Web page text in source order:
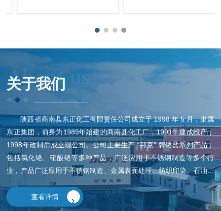
About us
关于我们
陕西省商南县东正化工有限责任公司成立于 1998 年 5 月，隶属
东正集团，前身为1989年始建的商南县化工厂，1991年建成投产，
1998年改制后成立现公司。公司主要生产 “邦克” 牌铬盐系列产品，
包括氯化铬、硝酸铬等多种产品，广泛应用于不锈钢制造等多个行
业，产品广泛应用于不锈钢制造、金属表面处理、纺织印染、石油开
采、建筑陶瓷、医药中间体、高端饲料、特种耐材、木材防腐、光电
材料、液晶涂层、电子外...
查看详情